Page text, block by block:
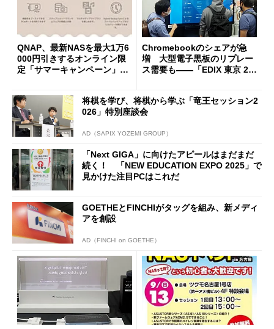
QNAP、最新NASを最大1万6
000円引きするオンライン限
定「サマーキャンペーン」
Chromebookのシェアが急
増 大型電子黒板のリプレー
ス需要も――「EDIX 東京 20
将棋を学び、将棋から学ぶ「竜王セッション2
026」特別座談会
AD（SAPIX YOZEMI GROUP）
「Next GIGA」に向けたアピールはまだまだ
続く！ 「NEW EDUCATION EXPO 2025」で
見かけた注目PCはこれだ
GOETHEとFINCHIがタッグを組み、新メディ
アを創設
AD（FINCHI on GOETHE）